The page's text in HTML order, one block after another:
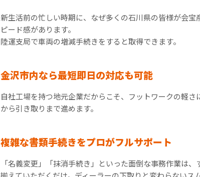
新生活前の忙しい時期に、なぜ多くの石川県の皆様が会
ピード感があります。
陸運支局で車両の増減手続きをすると取得できます。
金沢市内なら最短即日の対応も可能
自社工場を持つ地元企業だからこそ、フットワークの軽
から引き取りまで進めます。
複雑な書類手続きをプロがフルサポート
「名義変更」「抹消手続き」といった面倒な事務作業は